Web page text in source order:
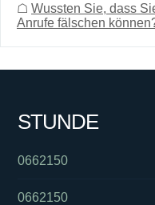
☖ Wussten Sie, dass
Anrufe fälschen
STUNDE
0662150
0662150